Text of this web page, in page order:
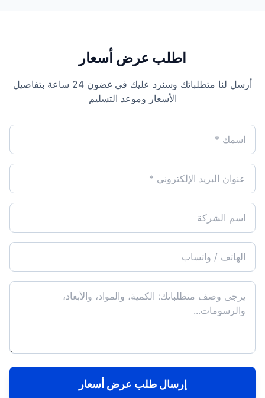
اطلب عرض أسعار
أرسل لنا متطلباتك وسنرد عليك في غضون 24 ساعة بتفاصيل
الأسعار وموعد التسليم
إرسال طلب عرض أسعار